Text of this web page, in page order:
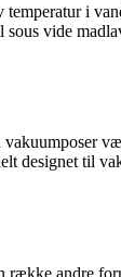
i
vide
designet til